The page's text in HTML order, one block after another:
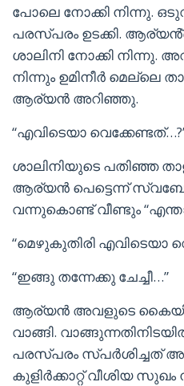
പോലെ നോക്കി നിന്നു.
പരസ്പരം ഉടക്കി.
ശാലിനി നോക്കി നിന്നു.
നിന്നും ഉമിനീർ മെല്ലെ
ആര്യൻ അറിഞ്ഞു.
“എവിടെയാ
ശാലിനിയുടെ പതിഞ്ഞ
ആര്യൻ പെട്ടെന്ന്
വന്നുകൊണ്ട് വീണ്ടും
“മെഴുകുതിരി എവിടെയാ
“ഇങ്ങു തന്നേക്കു ചേച്ചീ…”
ആര്യൻ അവളുടെ കൈയിൽ
വാങ്ങി.
പരസ്പരം സ്പർശിച്ചത്
കുളിർക്കാറ്റ് വീശിയ സുഖം